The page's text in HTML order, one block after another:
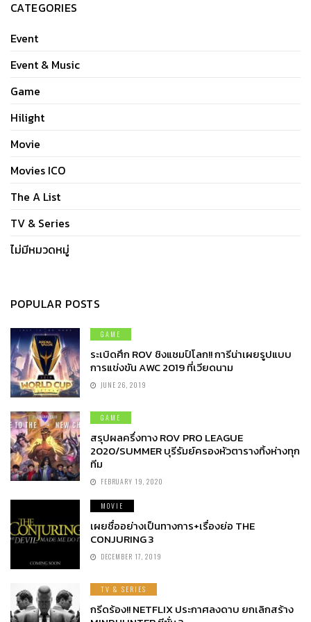
CATEGORIES
Event
Event & Music
Game
Hilight
Movie
Movies ICO
The A List
TV & Series
ไม่มีหมวดหมู่
POPULAR POSTS
GAME
ระเบิดศึก ROV ชิงแชมป์โลก!! การีน่าเผยรูปแบบ
การแข่งขัน AWC 2019 ที่เวียดนาม
JUNE 26, 2019
GAME
สรุปผลครึ่งทาง ROV PRO LEAGUE
2020/SUMMER บุรีรัมย์ครองหัวตารางทิ้งห่างทุก
ทีม
FEBRUARY 19, 2020
MOVIE
เผยชื่ออย่างเป็นทางการ+เรื่องย่อ THE
CONJURING 3
DECEMBER 17, 2019
TV & SERIES
กรีดร้อง!! NETFLIX ประกาศลงดาบ ยกเลิกสร้าง